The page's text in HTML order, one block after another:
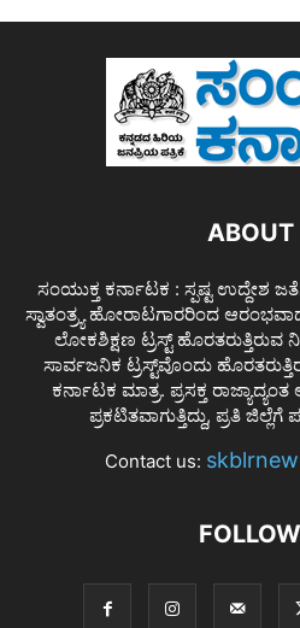
ABOUT
ಸಂಯುಕ್ತ ಕರ್ನಾಟಕ : ಸ್ಪಷ್ಟ
ಸ್ವಾತಂತ್ರ್ಯ ಹೋರಾಟಗಾರರಿಂದ
ಲೋಕಶಿಕ್ಷಣ ಟ್ರಸ್ಟ್ ಹೊರತರುತ್ತಿರುವ
ಸಾರ್ವಜನಿಕ ಟ್ರಸ್ಟ್‌ವೊಂದು
ಕರ್ನಾಟಕ ಮಾತ್ರ. ಪ್ರಸಕ್ತ
ಪ್ರಕಟಿತವಾಗುತ್ತಿದ್ದು, ಪ್ರತಿ
Contact us: